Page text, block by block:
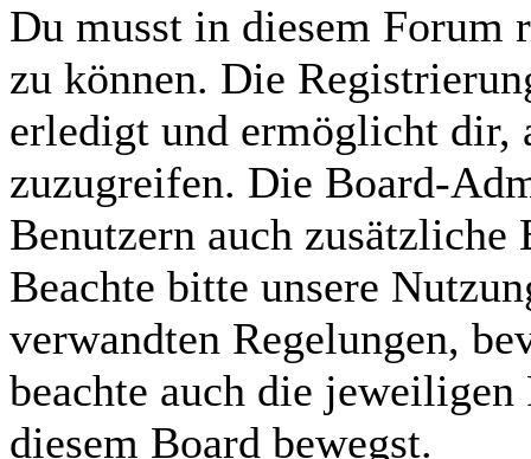
Du musst in diesem Forum
zu können. Die
erledigt und ermöglicht dir,
zuzugreifen. Die Board-
Benutzern auch zusätzliche
Beachte bitte unsere
verwandten Regelungen,
beachte auch die
diesem Board bewegst.